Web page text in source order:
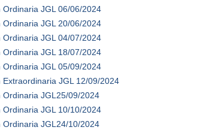
JGL 06/06/2024
JGL 20/06/2024
JGL 04/07/2024
JGL 18/07/2024
JGL 05/09/2024
JGL 12/09/2024
Ordinaria JGL25/09/2024
JGL 10/10/2024
Ordinaria JGL24/10/2024